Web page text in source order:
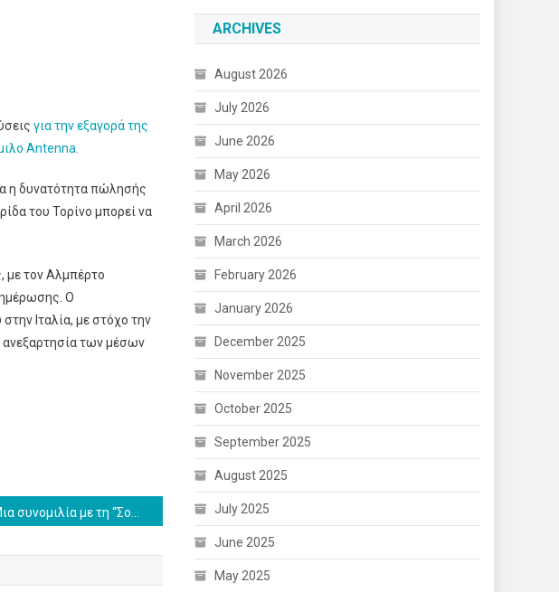
για την εξαγορά της
Antenna.
η δυνατότητα πώλησής
του Τορίνο μπορεί να
με τον Αλμπέρτο
Ο
Ιταλία, με στόχο την
ανεξαρτησία των μέσων
Μια συνομιλία με τη “Σοφία”: Πρέπει να φοβόμαστε τα ρομπότ;
ARCHIVES
August 2026
July 2026
June 2026
May 2026
April 2026
March 2026
February 2026
January 2026
December 2025
November 2025
October 2025
September 2025
August 2025
July 2025
June 2025
May 2025